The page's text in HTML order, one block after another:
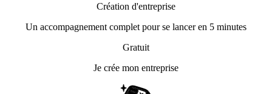
Création d'entreprise
Un accompagnement complet pour se lancer en 5 minutes
Gratuit
Je crée mon entreprise